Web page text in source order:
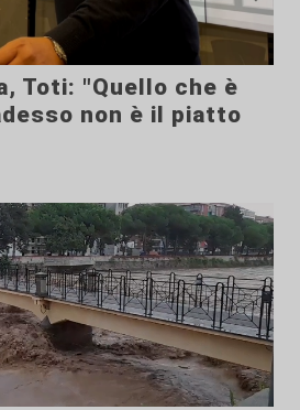
Toti: "Quello che è
non è il piatto